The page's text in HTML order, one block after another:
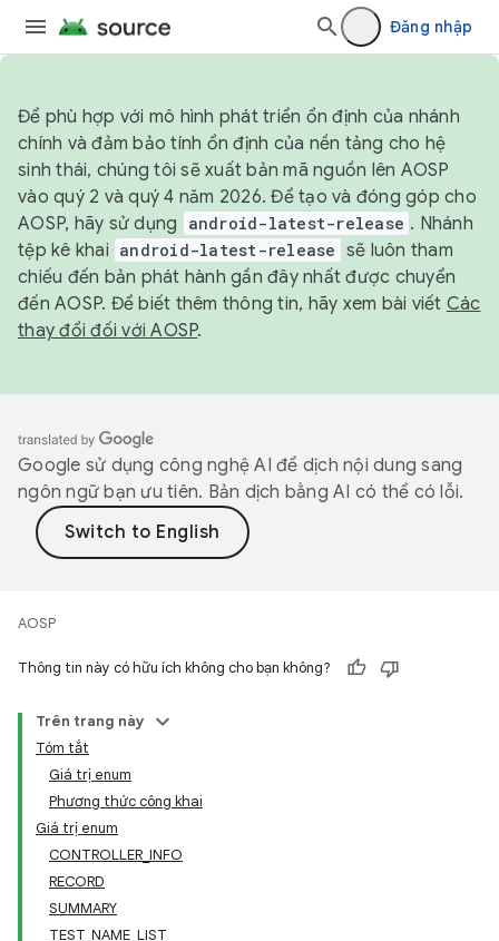
Đăng nhập
Để phù hợp với mô hình phát triển ổn định của nhánh
chính và đảm bảo tính ổn định của nền tảng cho hệ
sinh thái, chúng tôi sẽ xuất bản mã nguồn lên AOSP
vào quý 2 và quý 4 năm 2026. Để tạo và đóng góp cho
AOSP, hãy sử dụng
android-latest-release . Nhánh
tệp kê khai android-latest-release sẽ luôn tham
chiếu đến bản phát hành gần đây nhất được chuyển
đến AOSP. Để biết thêm thông tin, hãy xem bài viết Các
thay đổi đối với AOSP.
Google sử dụng công nghệ AI để dịch nội dung sang
ngôn ngữ bạn ưu tiên. Bản dịch bằng AI có thể có lỗi.
AOSP
Thông tin này có hữu ích không cho bạn không?
Trên trang này
Tóm tắt
Giá trị enum
Phương thức công khai
Giá trị enum
CONTROLLER_INFO
RECORD
SUMMARY
TEST_NAME_LIST